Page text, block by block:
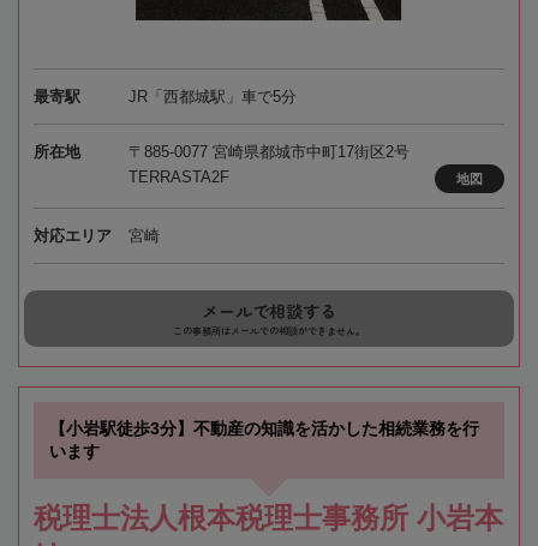
最寄駅 JR「西都城駅」車で5分
所在地
〒885-0077 宮崎県都城市中町17街区2号
TERRASTA2F
地図
対応エリア 宮崎
メールで相談する
この事務所はメールでの相談ができません。
【小岩駅徒歩3分】不動産の知識を活かした相続業務を行
います
税理士法人根本税理士事務所 小岩本